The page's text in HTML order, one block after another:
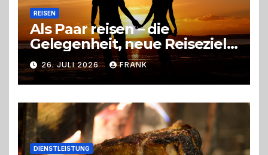
REISEN
Als Paar reisen – die
Gelegenheit, neue Reiseziele
zu entdecken
26. JULI 2026 FRANK
DIENSTLEISTUNG